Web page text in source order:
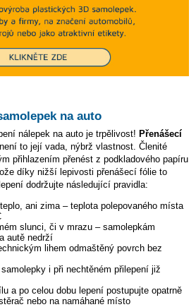
na auto
nálepek na auto je trpělivost! Přenášecí
to její vada, nýbrž vlastnost. Členité
přihlazením přenést z podkladového papíru
díky nižší lepivosti přenášecí fólie to
dodržujte následující pravidla:
ani zima – teplota polepovaného místa
slunci, či v mrazu – samolepkám
autě nedrží
lihem odmaštěný povrch bez
i při nechtěném přilepení již
a po celou dobu lepení postupujte opatrně
nebo na namáhané místo